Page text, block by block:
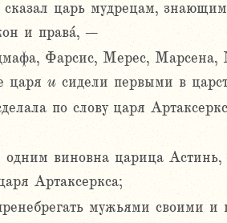
сказал царь мудрецам, знающим
и права́, –
Фарсис, Мерес, Марсена,
царя и сидели первыми в
по слову царя
виновна царица Астинь,
Артаксеркса;
мужьями своими и